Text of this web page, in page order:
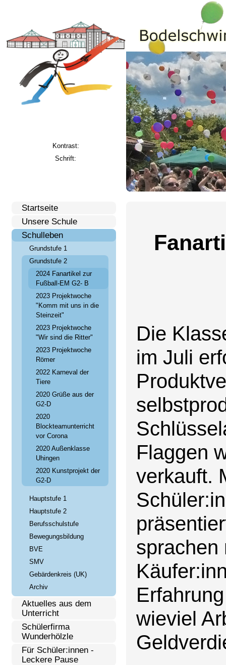
Kontrast:
Schrift:
Startseite
Unsere Schule
Schulleben
Grundstufe 1
Grundstufe 2
2024 Fanartikel zur
Fußball-EM G2- B
2023 Projektwoche
"Komm mit uns in die
Steinzeit"
2023 Projektwoche
"Wir sind die Ritter"
2023 Projektwoche
Römer
2022 Karneval der
Tiere
2020 Grüße aus der
G2-D
2020
Blockteamunterricht
vor Corona
2020 Außenklasse
Uhingen
2020 Kunstprojekt der
G2-D
Hauptstufe 1
Hauptstufe 2
Berufsschulstufe
Bewegungsbildung
BVE
SMV
Gebärdenkreis (UK)
Archiv
Aktuelles aus dem
Unterricht
Schülerfirma
Wunderhölzle
Für Schüler:innen -
Leckere Pause
Die
im Juli
Flaggen
verkauft.
sprachen
wieviel